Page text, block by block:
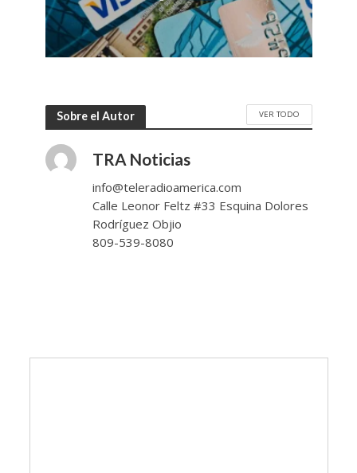
Sobre el Autor VER TODO
TRA Noticias
info@teleradioamerica.com
Calle Leonor Feltz #33 Esquina Dolores
Rodríguez Objio
809-539-8080